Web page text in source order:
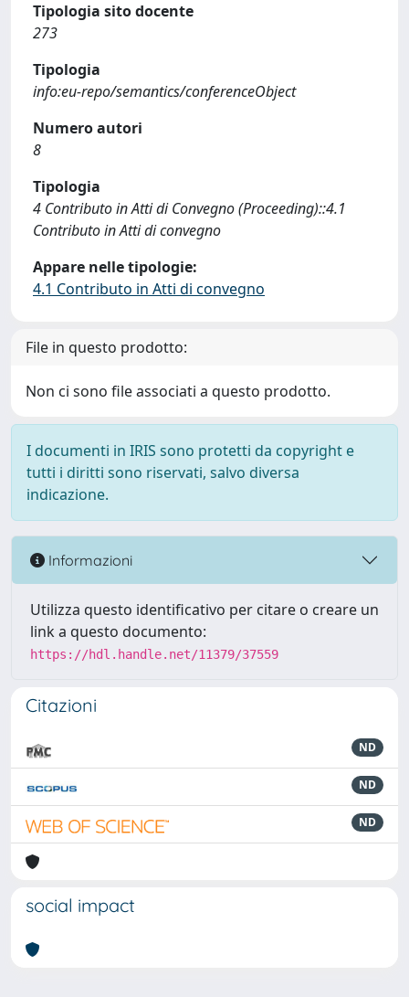
Tipologia sito docente
273
Tipologia
info:eu-repo/semantics/conferenceObject
Numero autori
8
Tipologia
4 Contributo in Atti di Convegno (Proceeding)::4.1
Contributo in Atti di convegno
Appare nelle tipologie:
4.1 Contributo in Atti di convegno
File in questo prodotto:
Non ci sono file associati a questo prodotto.
I documenti in IRIS sono protetti da copyright e
tutti i diritti sono riservati, salvo diversa
indicazione.
Informazioni
Utilizza questo identificativo per citare o creare un
link a questo documento:
https://hdl.handle.net/11379/37559
Citazioni
ND
ND
ND
social impact